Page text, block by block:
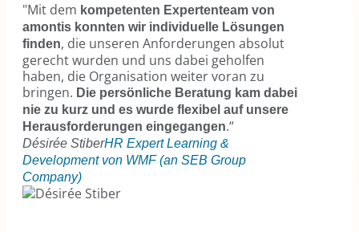
"Mit dem kompetenten Expertenteam von
amontis konnten wir individuelle Lösungen
finden, die unseren Anforderungen absolut
gerecht wurden und uns dabei geholfen
haben, die Organisation weiter voran zu
bringen. Die persönliche Beratung kam dabei
nie zu kurz und es wurde flexibel auf unsere
Herausforderungen eingegangen.“
Désirée StiberHR Expert Learning &
Development von WMF (an SEB Group
Company)